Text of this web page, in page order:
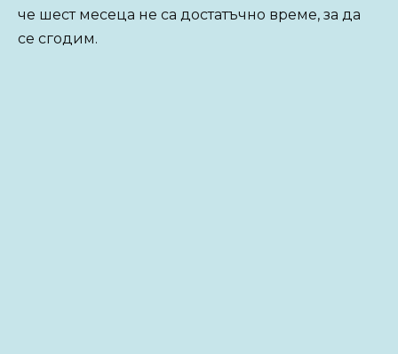
че шест месеца не са достатъчно време, за да
се сгодим.